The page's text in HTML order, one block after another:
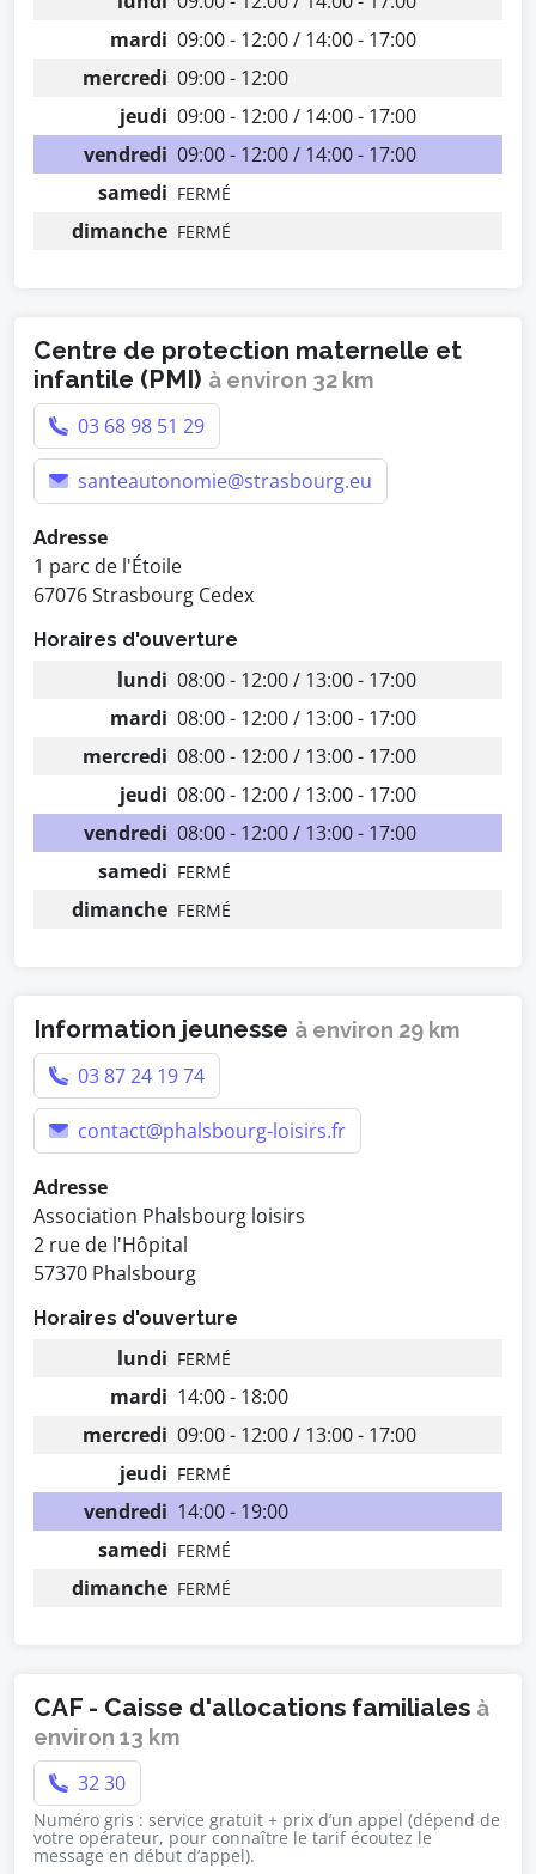
mardi 09:00 - 12:00 / 14:00 - 17:00
mercredi 09:00 - 12:00
jeudi 09:00 - 12:00 / 14:00 - 17:00
vendredi 09:00 - 12:00 / 14:00 - 17:00
samedi FERMÉ
dimanche FERMÉ
Centre de protection maternelle et
infantile (PMI) à environ 32 km
03 68 98 51 29
santeautonomie@strasbourg.eu
Adresse
1 parc de l'Étoile
67076 Strasbourg Cedex
Horaires d'ouverture
lundi 08:00 - 12:00 / 13:00 - 17:00
mardi 08:00 - 12:00 / 13:00 - 17:00
mercredi 08:00 - 12:00 / 13:00 - 17:00
jeudi 08:00 - 12:00 / 13:00 - 17:00
vendredi 08:00 - 12:00 / 13:00 - 17:00
samedi FERMÉ
dimanche FERMÉ
Information jeunesse à environ 29 km
03 87 24 19 74
contact@phalsbourg-loisirs.fr
Adresse
Association Phalsbourg loisirs
2 rue de l'Hôpital
57370 Phalsbourg
Horaires d'ouverture
lundi FERMÉ
mardi 14:00 - 18:00
mercredi 09:00 - 12:00 / 13:00 - 17:00
jeudi FERMÉ
vendredi 14:00 - 19:00
samedi FERMÉ
dimanche FERMÉ
CAF - Caisse d'allocations familiales à
environ 13 km
32 30
Numéro gris : service gratuit + prix d’un appel (dépend de
votre opérateur, pour connaître le tarif écoutez le
message en début d’appel).